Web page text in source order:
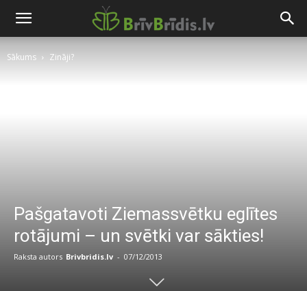
Sākums Zināji?
Pašgatavoti Ziemassvētku eglītes
rotājumi – un svētki var sākties!
Raksta autors Brivbridis.lv - 07/12/2013